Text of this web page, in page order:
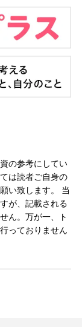
の参考にしてい
は読者ご自身の
い致します。 当
が、記載される
ん。万が一、ト
っておりません